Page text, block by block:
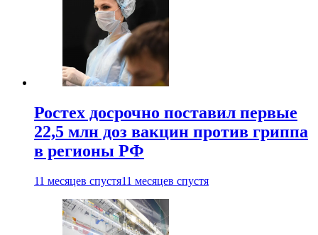
Ростех досрочно поставил первые
22,5 млн доз вакцин против гриппа
в регионы РФ
11 месяцев спустя11 месяцев спустя